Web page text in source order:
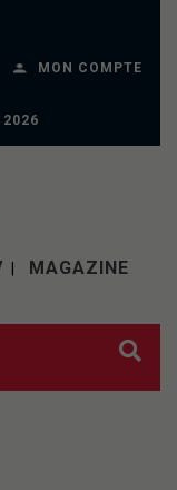
MON COMPTE
2026
MAGAZINE